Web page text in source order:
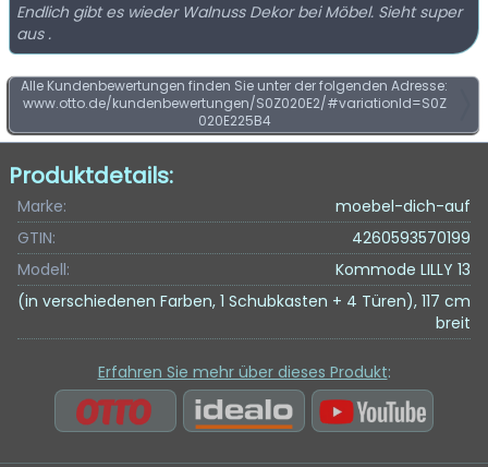
Endlich gibt es wieder Walnuss Dekor bei Möbel. Sieht super
aus .
Alle Kundenbewertungen finden Sie unter der folgenden Adresse:
www.otto.de/kundenbewertungen/S0Z020E2/#variationId=S0Z
020E225B4
Produktdetails:
Marke:
moebel-dich-auf
GTIN:
4260593570199
Modell:
Kommode LILLY 13
(in verschiedenen Farben, 1 Schubkasten + 4 Türen), 117 cm
breit
Erfahren Sie mehr über dieses Produkt: